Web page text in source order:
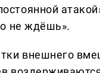
не ждёшь».
внешнего